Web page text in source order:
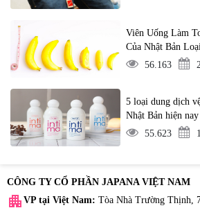
Viên Uống Làm
Của Nhật Bản
56.163
5 loại dung dịch
Nhật Bản hiện nay
55.623
CÔNG TY CỔ PHẦN JAPANA VIỆT NAM
apartment VP tại Việt Nam: Tòa Nhà Trường Thịnh,